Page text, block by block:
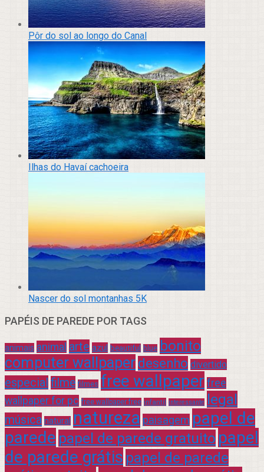
Pôr do sol ao longo do Canal
Ilhas do Havaí cachoeira
Nascer do sol montanhas 5K
PAPÉIS DE PAREDE POR TAGS
animais animal arte azul beautiful blue bonito
computer wallpaper desenho divertido
especial filme filmes free wallpaper free
wallpaper for pc free wallpaper free infantil interessante legal
música natural natureza paisagem papel de
parede papel de parede gratuito papel
de parede grátis papel de parede